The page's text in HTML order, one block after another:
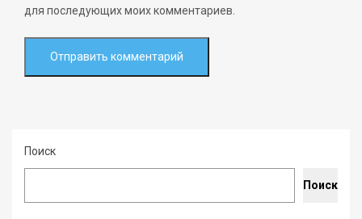
для последующих моих комментариев.
Поиск
Поиск